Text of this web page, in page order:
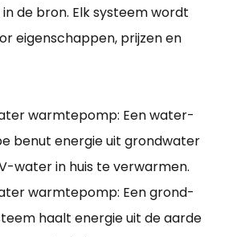
de bron. Elk systeem wordt
eigenschappen, prijzen en
warmtepomp: Een water-
benut energie uit grondwater
water in huis te verwarmen.
warmtepomp: Een grond-
haalt energie uit de aarde